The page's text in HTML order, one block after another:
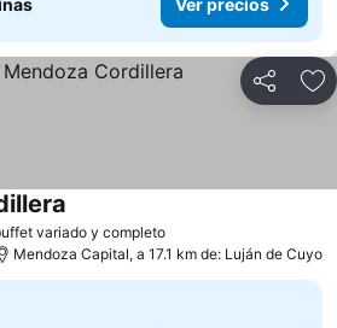
Compartir
variado y completo
Mendoza Capital, a 17.1 km de: Luján de Cuyo